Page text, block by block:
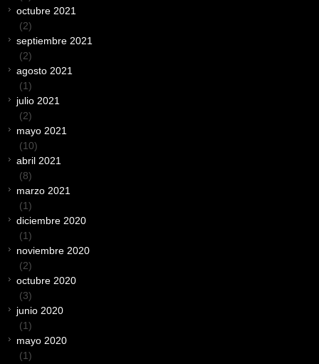
octubre 2021
(2)
septiembre 2021
(2)
agosto 2021
(1)
julio 2021
(2)
mayo 2021
(10)
abril 2021
(8)
marzo 2021
(1)
diciembre 2020
(1)
noviembre 2020
(2)
octubre 2020
(3)
junio 2020
(1)
mayo 2020
(1)